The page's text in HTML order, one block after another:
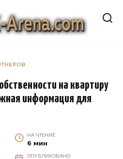
на квартиру
информация для
НА ЧТЕНИЕ
6 мин
ОПУБЛИКОВАНО